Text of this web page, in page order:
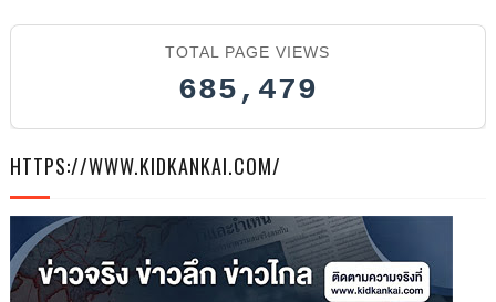
6
TOTAL PAGE VIEWS
685,479
HTTPS://WWW.KIDKANKAI.COM/